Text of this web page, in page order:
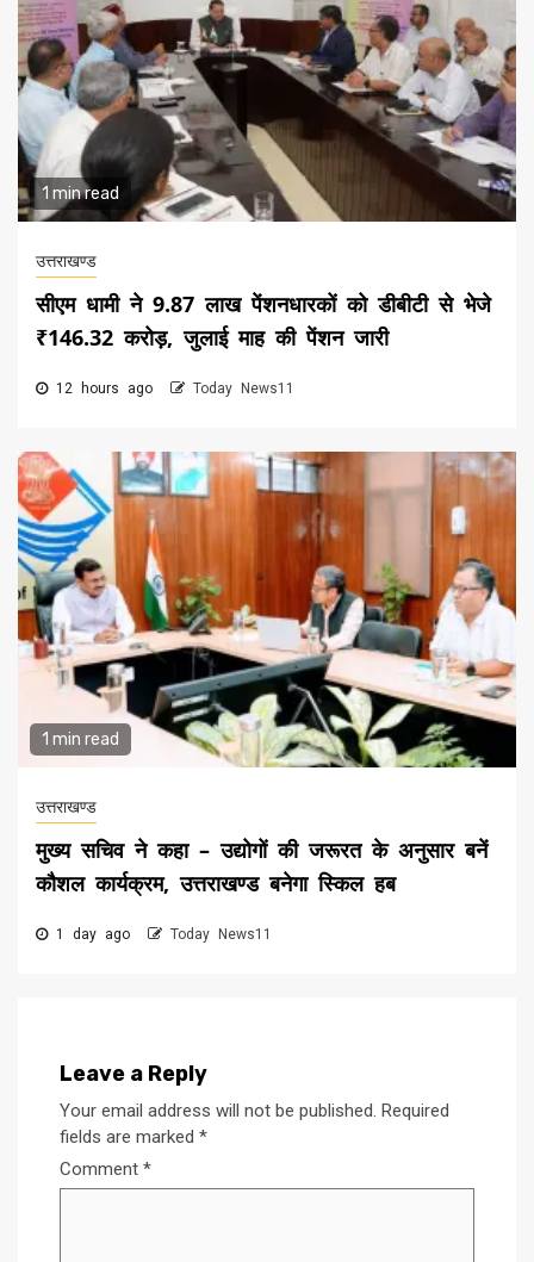
1 min read
उत्तराखण्ड
सीएम धामी ने 9.87 लाख पेंशनधारकों को डीबीटी से भेजे
₹146.32 करोड़, जुलाई माह की पेंशन जारी
12 hours ago Today News11
1 min read
उत्तराखण्ड
मुख्य सचिव ने कहा – उद्योगों की जरूरत के अनुसार बनें
कौशल कार्यक्रम, उत्तराखण्ड बनेगा स्किल हब
1 day ago Today News11
Leave a Reply
Your email address will not be published. Required
fields are marked *
Comment *